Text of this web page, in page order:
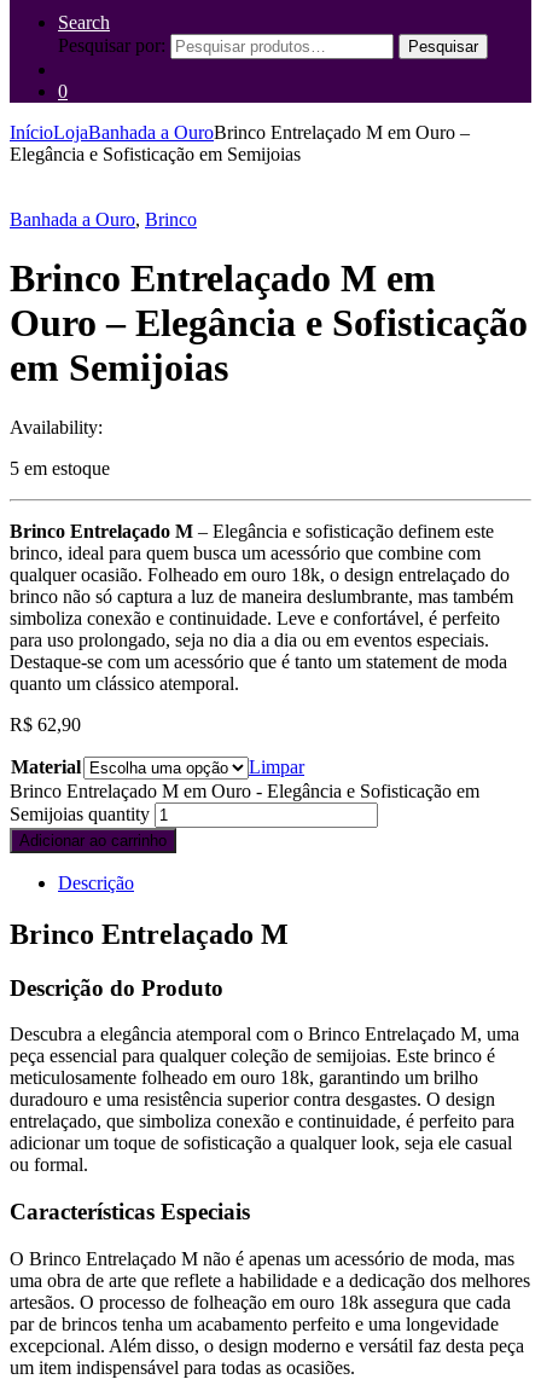
Search
Pesquisar por:
Pesquisar
0
InícioLojaBanhada a OuroBrinco Entrelaçado M em Ouro –
Elegância e Sofisticação em Semijoias
Banhada a Ouro, Brinco
Brinco Entrelaçado M em
Ouro – Elegância e Sofisticação
em Semijoias
Availability:
5 em estoque
Brinco Entrelaçado M – Elegância e sofisticação definem este
brinco, ideal para quem busca um acessório que combine com
qualquer ocasião. Folheado em ouro 18k, o design entrelaçado do
brinco não só captura a luz de maneira deslumbrante, mas também
simboliza conexão e continuidade. Leve e confortável, é perfeito
para uso prolongado, seja no dia a dia ou em eventos especiais.
Destaque-se com um acessório que é tanto um statement de moda
quanto um clássico atemporal.
R$ 62,90
Material
Limpar
Brinco Entrelaçado M em Ouro - Elegância e Sofisticação em
Semijoias quantity
Adicionar ao carrinho
Descrição
Brinco Entrelaçado M
Descrição do Produto
Descubra a elegância atemporal com o Brinco Entrelaçado M, uma
peça essencial para qualquer coleção de semijoias. Este brinco é
meticulosamente folheado em ouro 18k, garantindo um brilho
duradouro e uma resistência superior contra desgastes. O design
entrelaçado, que simboliza conexão e continuidade, é perfeito para
adicionar um toque de sofisticação a qualquer look, seja ele casual
ou formal.
Características Especiais
O Brinco Entrelaçado M não é apenas um acessório de moda, mas
uma obra de arte que reflete a habilidade e a dedicação dos melhores
artesãos. O processo de folheação em ouro 18k assegura que cada
par de brincos tenha um acabamento perfeito e uma longevidade
excepcional. Além disso, o design moderno e versátil faz desta peça
um item indispensável para todas as ocasiões.